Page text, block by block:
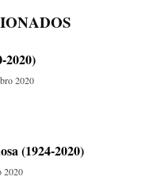
2020)
2020
(1924-2020)
2020